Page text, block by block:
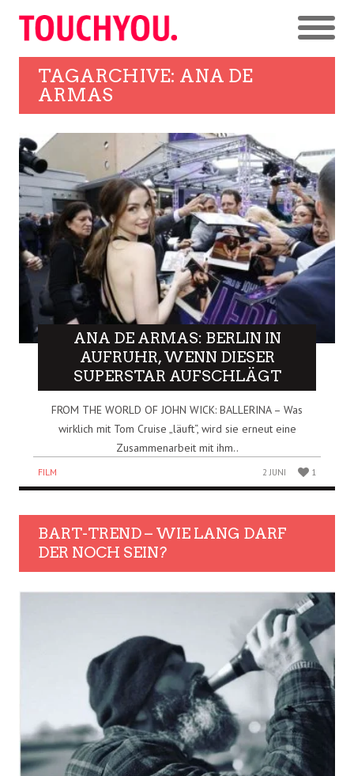
TAGARCHIVE: ANA DE
ARMAS
ANA DE ARMAS: BERLIN IN
AUFRUHR, WENN DIESER
SUPERSTAR AUFSCHLÄGT
FROM THE WORLD OF JOHN WICK: BALLERINA – Was
wirklich mit Tom Cruise „läuft“, wird sie erneut eine
Zusammenarbeit mit ihm..
FILM 2 JUNI 1
BART-TREND – WIE LANG DARF
DER NOCH SEIN?